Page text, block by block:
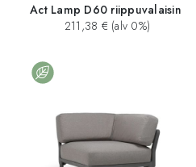
Act Lamp D60 riippuvalaisin
211,38 € (alv 0%)